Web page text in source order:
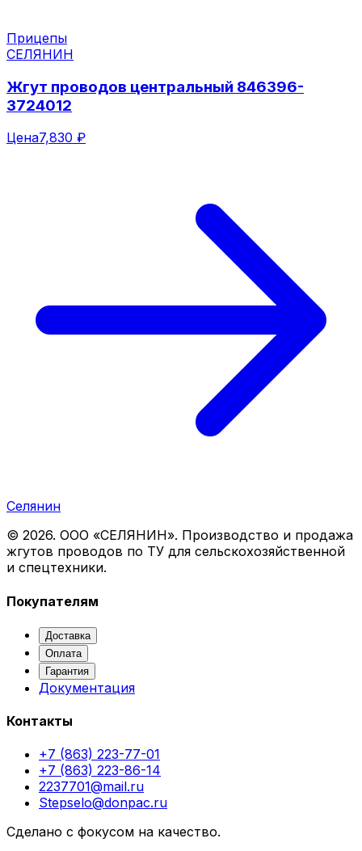
Прицепы
СЕЛЯНИН
Жгут проводов центральный 846396-
3724012
Цена7,830 ₽
Селянин
© 2026. ООО «СЕЛЯНИН». Производство и продажа
жгутов проводов по ТУ для сельскохозяйственной
и спецтехники.
Покупателям
Доставка
Оплата
Гарантия
Документация
Контакты
+7 (863) 223-77-01
+7 (863) 223-86-14
2237701@mail.ru
Stepselo@donpac.ru
Сделано с фокусом на качество.